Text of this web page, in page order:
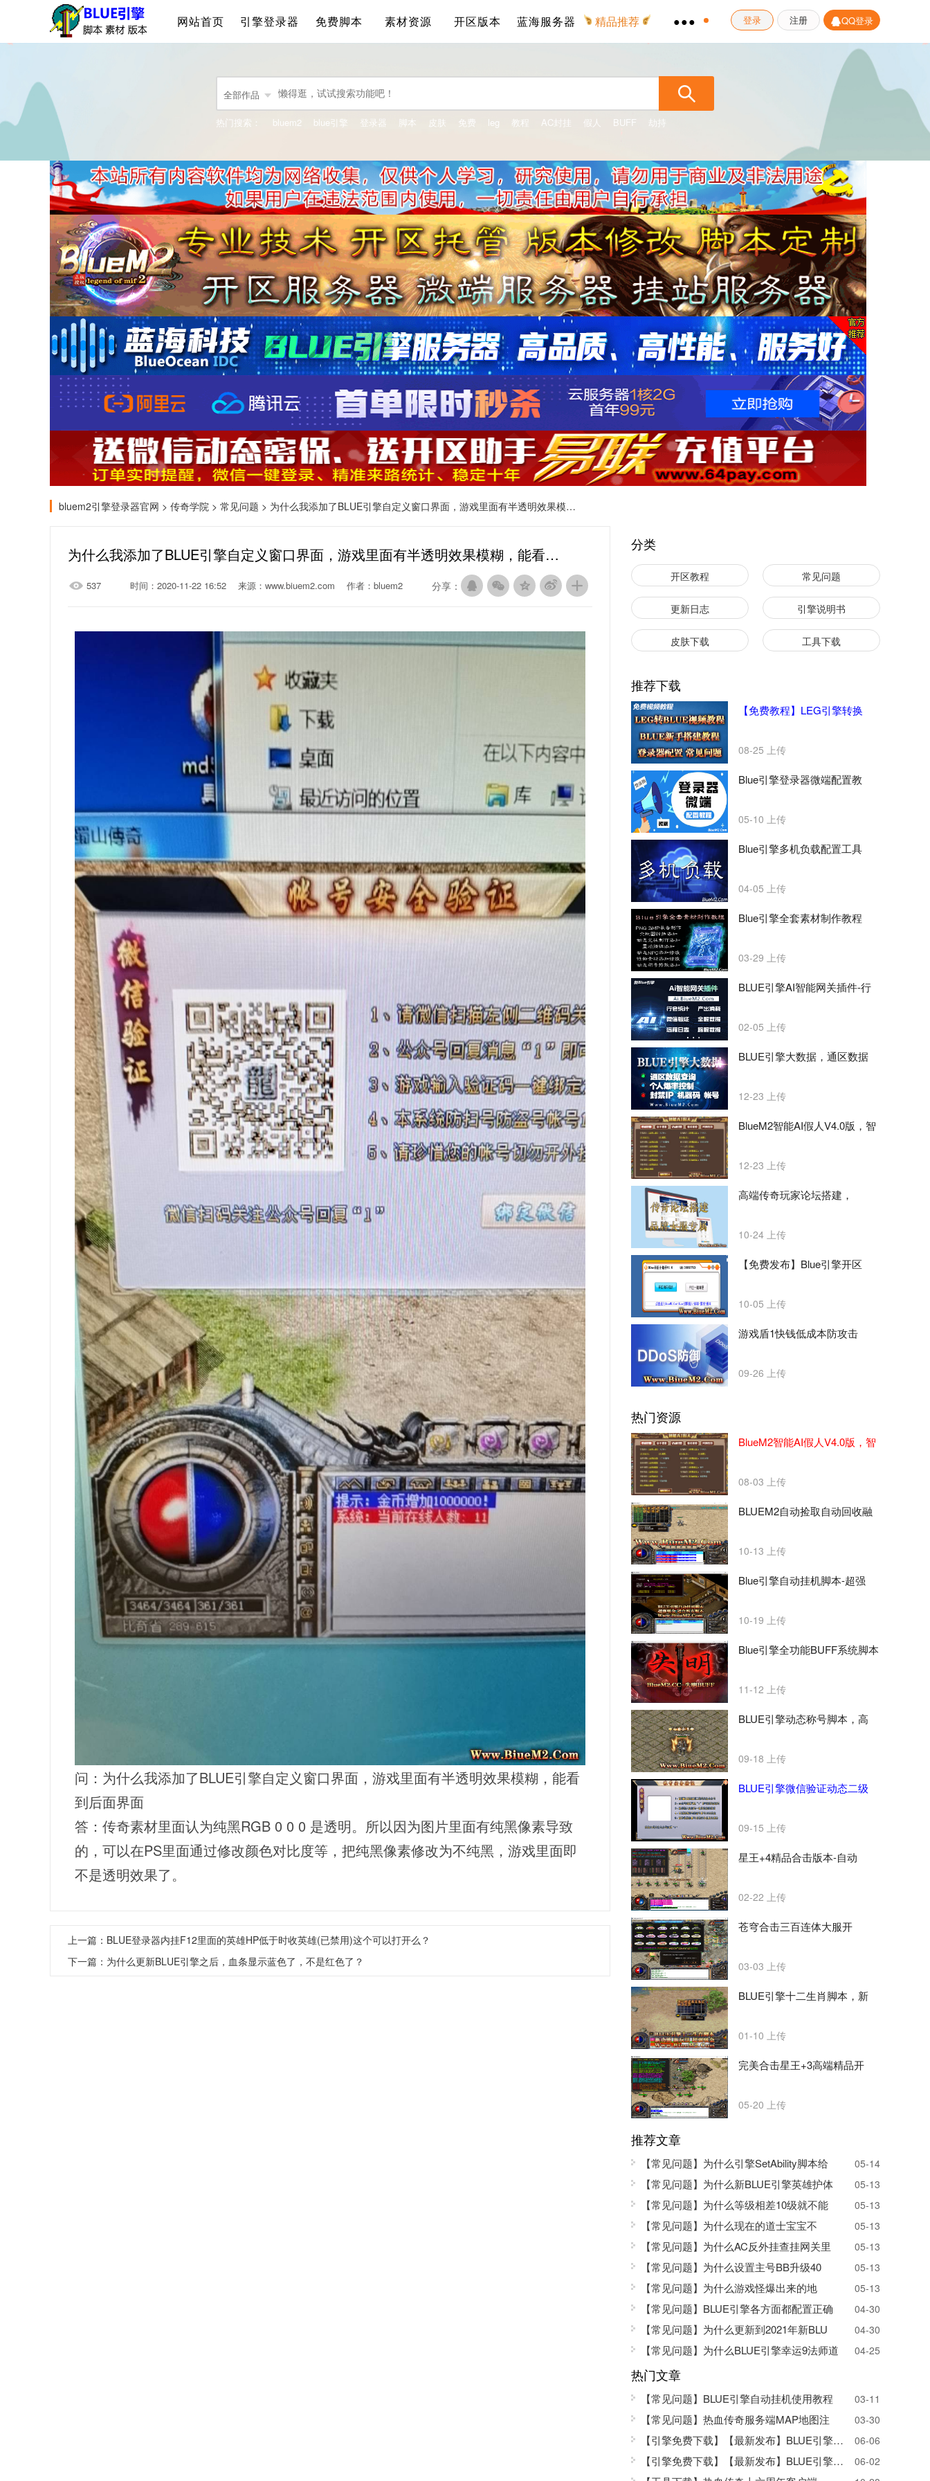
网站首页 引擎登录器 免费脚本 素材资源 开区版本 蓝海服务器 精品推荐 ●●● 登录 注册 QQ登录
全部作品
热门搜索： bluem2 blue引擎 登录器 脚本 皮肤 免费 leg 教程 AC封挂 假人 BUFF 劫持
bluem2引擎登录器官网 > 传奇学院 > 常见问题 > 为什么我添加了BLUE引擎自定义窗口界面，游戏里面有半透明效果模糊，能看到后面界面
分类
开区教程 常见问题
更新日志 引擎说明书
皮肤下载 工具下载
推荐下载
【免费教程】LEG引擎转换
08-25 上传
Blue引擎登录器微端配置教
05-10 上传
Blue引擎多机负载配置工具
04-05 上传
Blue引擎全套素材制作教程
03-29 上传
BLUE引擎AI智能网关插件-行
02-05 上传
BLUE引擎大数据，通区数据
12-23 上传
BlueM2智能AI假人V4.0版，智
12-23 上传
高端传奇玩家论坛搭建，
10-24 上传
【免费发布】Blue引擎开区
10-05 上传
游戏盾1快钱低成本防攻击
09-26 上传
热门资源
BlueM2智能AI假人V4.0版，智
08-03 上传
BLUEM2自动捡取自动回收融
10-13 上传
Blue引擎自动挂机脚本-超强
10-19 上传
Blue引擎全功能BUFF系统脚本
11-12 上传
BLUE引擎动态称号脚本，高
09-18 上传
BLUE引擎微信验证动态二级
09-15 上传
星王+4精品合击版本-自动
02-22 上传
苍穹合击三百连体大服开
03-03 上传
BLUE引擎十二生肖脚本，新
01-10 上传
完美合击星王+3高端精品开
05-20 上传
推荐文章
【常见问题】为什么引擎SetAbility脚本给 05-14
【常见问题】为什么新BLUE引擎英雄护体 05-13
【常见问题】为什么等级相差10级就不能 05-13
【常见问题】为什么现在的道士宝宝不 05-13
【常见问题】为什么AC反外挂查挂网关里 05-13
【常见问题】为什么设置主号BB升级40 05-13
【常见问题】为什么游戏怪爆出来的地 05-13
【常见问题】BLUE引擎各方面都配置正确 04-30
【常见问题】为什么更新到2021年新BLU 04-30
【常见问题】为什么BLUE引擎幸运9法师道 04-25
热门文章
【常见问题】BLUE引擎自动挂机使用教程 03-11
【常见问题】热血传奇服务端MAP地图注 03-30
【引擎免费下载】 【最新发布】BLUE引擎SQL版 06-06
【引擎免费下载】【最新发布】BLUE引擎正式 06-02
为什么我添加了BLUE引擎自定义窗口界面，游戏里面有半透明效果模糊，能看到后面界面
537 时间：2020-11-22 16:52 来源：www.biuem2.com 作者：bluem2 分享：
问：为什么我添加了BLUE引擎自定义窗口界面，游戏里面有半透明效果模糊，能看
到后面界面
答：传奇素材里面认为纯黑RGB 0 0 0 是透明。所以因为图片里面有纯黑像素导致
的，可以在PS里面通过修改颜色对比度等，把纯黑像素修改为不纯黑，游戏里面即
不是透明效果了。
上一篇： BLUE登录器内挂F12里面的英雄HP低于时收英雄(已禁用)这个可以打开么？
下一篇： 为什么更新BLUE引擎之后，血条显示蓝色了，不是红色了？